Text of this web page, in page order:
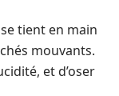
tient en main
mouvants.
et d’oser